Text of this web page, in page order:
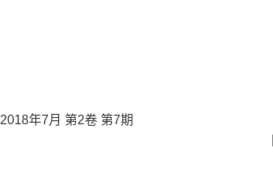
2018年7月 第2卷 第7期